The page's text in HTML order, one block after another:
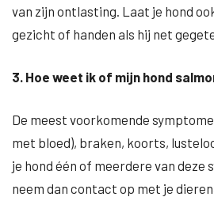
van zijn ontlasting. Laat je hond
gezicht of handen als hij net
3. Hoe weet ik of mijn hond
De meest voorkomende
met bloed), braken, koorts,
je hond één of meerdere van
neem dan contact op met je